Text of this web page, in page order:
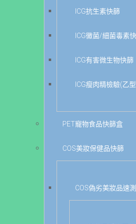
ICG抗生素快篩
ICG黴菌/細菌毒素
ICG有害微生物快篩
ICG瘦肉精檢驗(乙
PET寵物食品快篩盒
COS美妝保健品快篩
COS偽劣美妝品速